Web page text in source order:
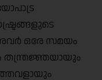
ഒരേ സമയം
തന്ത്രജ്ഞയായും